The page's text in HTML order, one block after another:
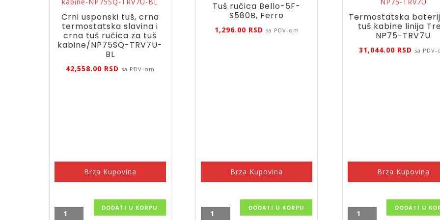
Crni usponski tuš, crna
termostatska slavina i
crna tuš ručica za tuš
kabine/NP75SQ-TRV7U-
BL
42,558.00 RSD sa PDV-om
Brza Kupovina
Crni
DODATI U KORPU
Tuš ručica Bello-5F-
S580B, Ferro
1,296.00 RSD sa PDV-om
Brza Kupovina
Tuš
DODATI U KORPU
Termostatska
tuš kabine linija
NP75-TRV7U
31,044.00 RSD sa PDV-
Brza Kupovina
TermostatskaDODATI U